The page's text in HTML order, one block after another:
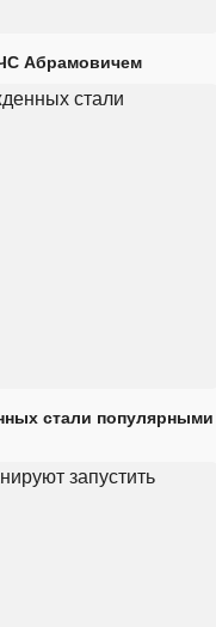
Абрамовичем
стали популярными